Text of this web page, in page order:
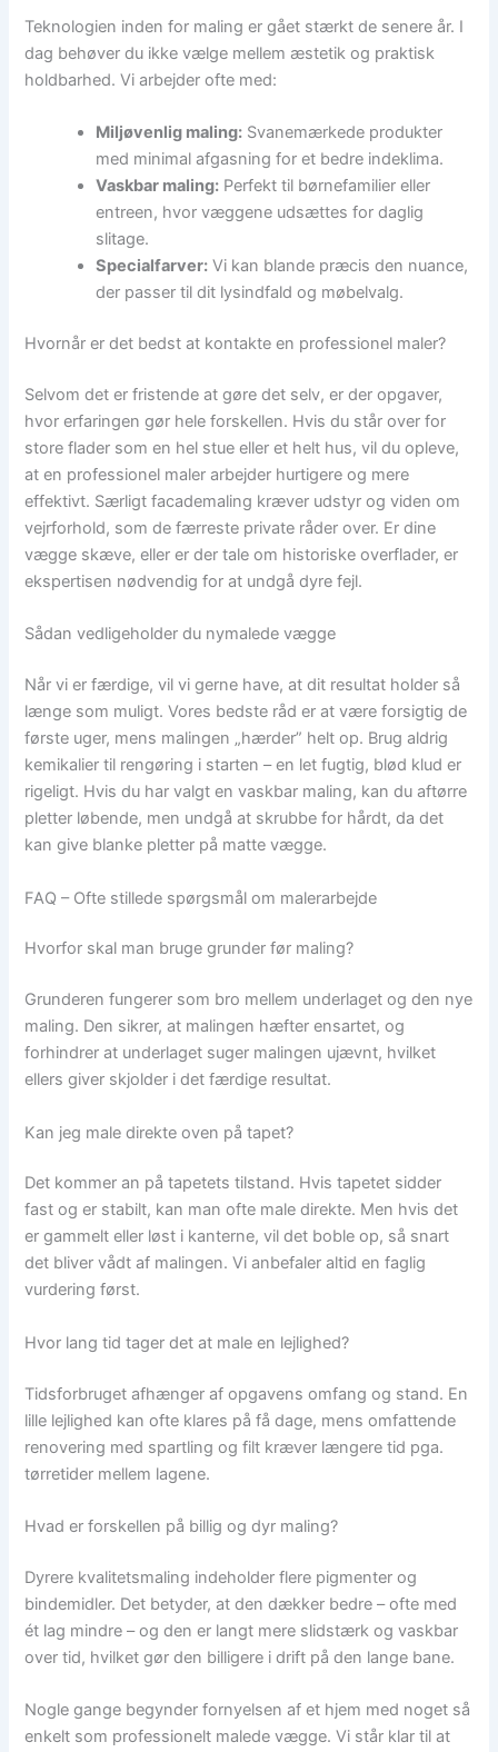
Teknologien inden for maling er gået stærkt de senere år. I
dag behøver du ikke vælge mellem æstetik og praktisk
holdbarhed. Vi arbejder ofte med:
Miljøvenlig maling: Svanemærkede produkter
med minimal afgasning for et bedre indeklima.
Vaskbar maling: Perfekt til børnefamilier eller
entreen, hvor væggene udsættes for daglig
slitage.
Specialfarver: Vi kan blande præcis den nuance,
der passer til dit lysindfald og møbelvalg.
Hvornår er det bedst at kontakte en professionel maler?
Selvom det er fristende at gøre det selv, er der opgaver,
hvor erfaringen gør hele forskellen. Hvis du står over for
store flader som en hel stue eller et helt hus, vil du opleve,
at en professionel maler arbejder hurtigere og mere
effektivt. Særligt facademaling kræver udstyr og viden om
vejrforhold, som de færreste private råder over. Er dine
vægge skæve, eller er der tale om historiske overflader, er
ekspertisen nødvendig for at undgå dyre fejl.
Sådan vedligeholder du nymalede vægge
Når vi er færdige, vil vi gerne have, at dit resultat holder så
længe som muligt. Vores bedste råd er at være forsigtig de
første uger, mens malingen „hærder” helt op. Brug aldrig
kemikalier til rengøring i starten – en let fugtig, blød klud er
rigeligt. Hvis du har valgt en vaskbar maling, kan du aftørre
pletter løbende, men undgå at skrubbe for hårdt, da det
kan give blanke pletter på matte vægge.
FAQ – Ofte stillede spørgsmål om malerarbejde
Hvorfor skal man bruge grunder før maling?
Grunderen fungerer som bro mellem underlaget og den nye
maling. Den sikrer, at malingen hæfter ensartet, og
forhindrer at underlaget suger malingen ujævnt, hvilket
ellers giver skjolder i det færdige resultat.
Kan jeg male direkte oven på tapet?
Det kommer an på tapetets tilstand. Hvis tapetet sidder
fast og er stabilt, kan man ofte male direkte. Men hvis det
er gammelt eller løst i kanterne, vil det boble op, så snart
det bliver vådt af malingen. Vi anbefaler altid en faglig
vurdering først.
Hvor lang tid tager det at male en lejlighed?
Tidsforbruget afhænger af opgavens omfang og stand. En
lille lejlighed kan ofte klares på få dage, mens omfattende
renovering med spartling og filt kræver længere tid pga.
tørretider mellem lagene.
Hvad er forskellen på billig og dyr maling?
Dyrere kvalitetsmaling indeholder flere pigmenter og
bindemidler. Det betyder, at den dækker bedre – ofte med
ét lag mindre – og den er langt mere slidstærk og vaskbar
over tid, hvilket gør den billigere i drift på den lange bane.
Nogle gange begynder fornyelsen af et hjem med noget så
enkelt som professionelt malede vægge. Vi står klar til at